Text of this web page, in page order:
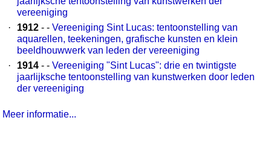
vereeniging
·
1912 - - Vereeniging Sint Lucas: tentoonstelling van
aquarellen, teekeningen, grafische kunsten en klein
beeldhouwwerk van leden der vereeniging
·
1914 - - Vereeniging "Sint Lucas": drie en twintigste
jaarlijksche tentoonstelling van kunstwerken door leden
der vereeniging
Meer informatie...